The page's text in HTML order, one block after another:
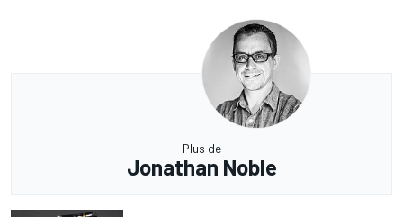
Plus de
Jonathan Noble